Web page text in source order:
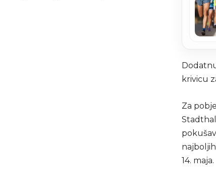
krivicu
Za
14. maja.